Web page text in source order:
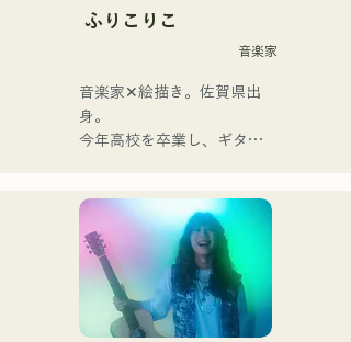
ท่วงทำนองและเนื้อร้องที่บาง
ดนตรีที่หลากหลายของ
สมาชิกในวง ก่อให้เกิดดนตรี
ที่หลากหลาย และยังคง
ふりこりこ
音楽家
音楽家✕絵描き。佐賀県出
身。
今年高校を卒業し、ギター
行う傍ら、大胆な色彩感覚
を活かしたアート制作に励
む。枠に収まりきれないマ
ルチな表現スタイルを確立
するため、日々探求を続け
ている。現在はSNSを中心